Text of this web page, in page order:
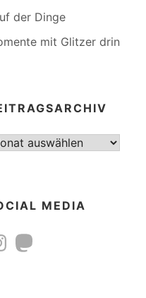
der Dinge
mit Glitzer drin
MEDIA
Mastodon